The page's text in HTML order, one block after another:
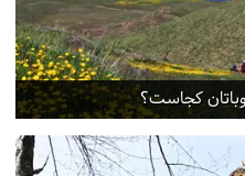
کجاست؟